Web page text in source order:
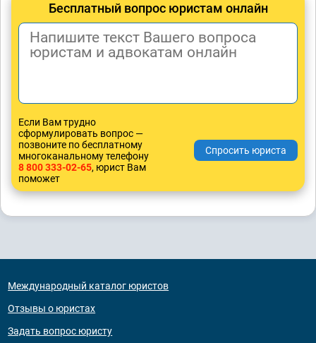
Бесплатный вопрос юристам онлайн
Если Вам трудно
сформулировать вопрос —
позвоните по бесплатному
многоканальному телефону
8 800 333-02-65, юрист Вам
поможет
Международный каталог юристов
Отзывы о юристах
Задать вопрос юристу